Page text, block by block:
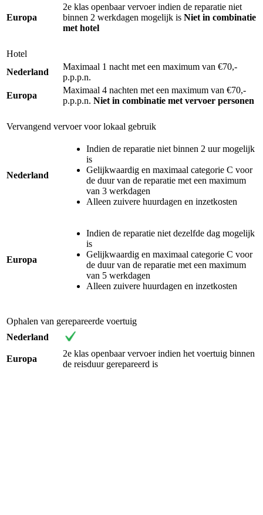
Europa
2e klas openbaar vervoer indien de reparatie niet
binnen 2 werkdagen mogelijk is Niet in combinatie
met hotel
Hotel
Nederland
Maximaal 1 nacht met een maximum van €70,-
p.p.p.n.
Europa
Maximaal 4 nachten met een maximum van €70,-
p.p.p.n. Niet in combinatie met vervoer personen
Vervangend vervoer voor lokaal gebruik
Nederland
Indien de reparatie niet binnen 2 uur mogelijk
is
Gelijkwaardig en maximaal categorie C voor
de duur van de reparatie met een maximum
van 3 werkdagen
Alleen zuivere huurdagen en inzetkosten
Europa
Indien de reparatie niet dezelfde dag mogelijk
is
Gelijkwaardig en maximaal categorie C voor
de duur van de reparatie met een maximum
van 5 werkdagen
Alleen zuivere huurdagen en inzetkosten
Ophalen van gerepareerde voertuig
Nederland
Europa
2e klas openbaar vervoer indien het voertuig binnen
de reisduur gerepareerd is